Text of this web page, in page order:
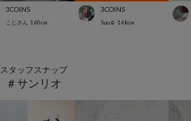
3COINS
こじさん 160cm
3COINS
Suu☺︎ 168cm
スタッフスナップ
＃サンリオ